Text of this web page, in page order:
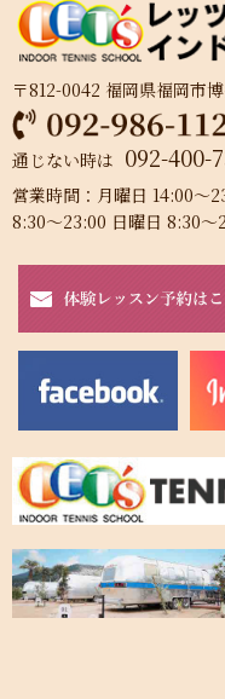
〒812-0042 福岡県福岡市
通じない時は 092-400-
営業時間：月曜日 14:00
8:30～23:00 日曜日 8:30～